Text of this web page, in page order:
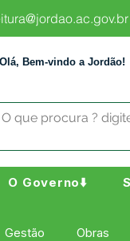
Olá, Bem-vindo a Jordão!
O Governo⬇️
Gestão Obras